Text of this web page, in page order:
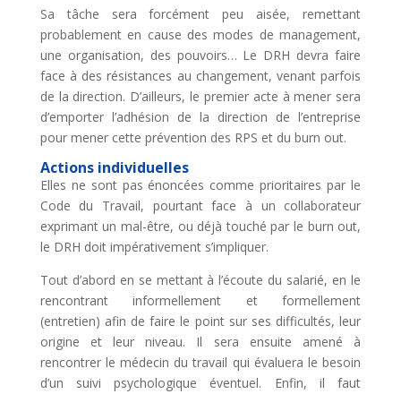
Sa tâche sera forcément peu aisée, remettant
probablement en cause des modes de management,
une organisation, des pouvoirs… Le DRH devra faire
face à des résistances au changement, venant parfois
de la direction. D’ailleurs, le premier acte à mener sera
d’emporter l’adhésion de la direction de l’entreprise
pour mener cette prévention des RPS et du burn out.
Actions individuelles
Elles ne sont pas énoncées comme prioritaires par le
Code du Travail, pourtant face à un collaborateur
exprimant un mal-être, ou déjà touché par le burn out,
le DRH doit impérativement s’impliquer.
Tout d’abord en se mettant à l’écoute du salarié, en le
rencontrant informellement et formellement
(entretien) afin de faire le point sur ses difficultés, leur
origine et leur niveau. Il sera ensuite amené à
rencontrer le médecin du travail qui évaluera le besoin
d’un suivi psychologique éventuel. Enfin, il faut